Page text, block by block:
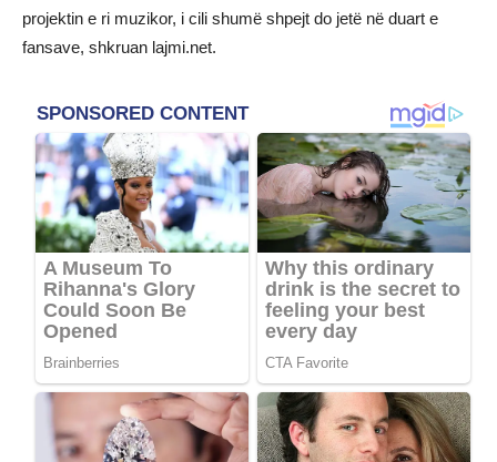
projektin e ri muzikor, i cili shumë shpejt do jetë në duart e
fansave, shkruan lajmi.net.